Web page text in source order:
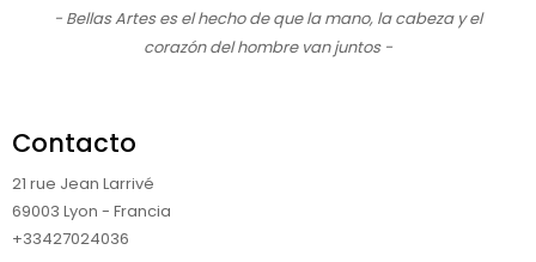
- Bellas Artes es el hecho de que la mano, la cabeza y el
corazón del hombre van juntos -
Contacto
21 rue Jean Larrivé
69003 Lyon - Francia
+33427024036